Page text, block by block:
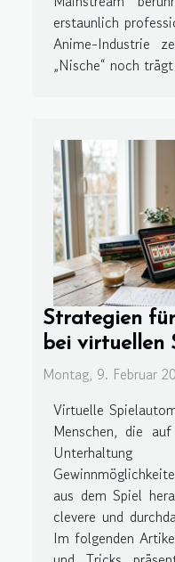
erstaunlich
Anime-Industrie
„Nische“ noch
Strategien
bei virtuellen
Montag, 9. Februar
Virtuelle
Menschen, die
aus dem Spiel
clevere und
Im folgenden